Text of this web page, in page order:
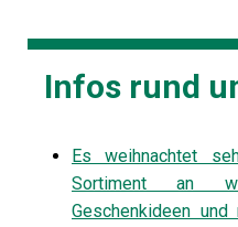
Infos rund
Es weihnachtet
Sortiment an
Geschenkideen